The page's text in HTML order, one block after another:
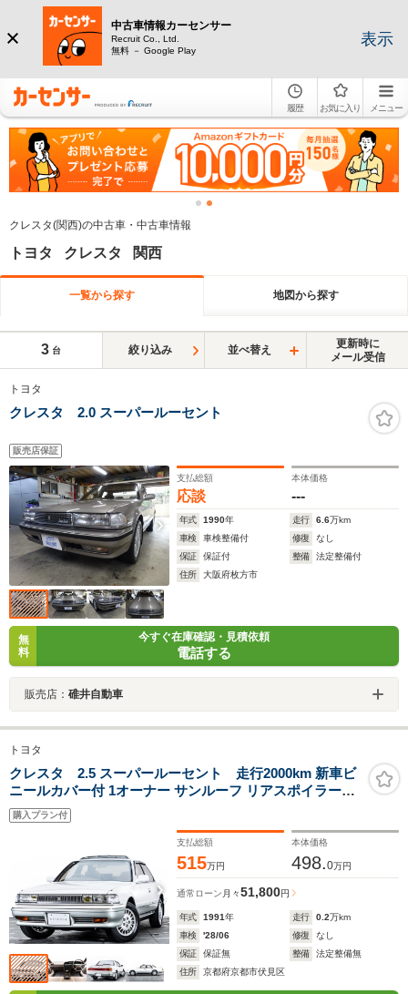
中古車情報カーセンサー
Recruit Co., Ltd.
無料 － Google Play
表示
履歴 お気に入り メニュー
クレスタ(関西)の中古車・中古車情報
トヨタ クレスタ 関西
一覧から探す 地図から探す
3 台 絞り込み 並べ替え
更新時に
メール受信
トヨタ
クレスタ 2.0 スーパールーセント
販売店保証
支払総額
応談
本体価格
---
年式 1990年 走行 6.6万km
車検
車検整備付 修復
なし
保証
保証付 整備
法定整備付
住所
大阪府枚方市
無
料
今すぐ在庫確認・見積依頼
電話する
販売店： 碓井自動車
トヨタ
クレスタ 2.5 スーパールーセント 走行2000km 新車ビ
ニールカバー付 1オーナー サンルーフ リアスポイラー
TEMS パワーシート 禁煙車
購入プラン付
支払総額
515万円
本体価格
498.0万円
通常ローン 月々51,800円
年式 1991年 走行 0.2万km
車検
'28/06 修復
なし
保証
保証無 整備
法定整備無
住所
京都府京都市伏見区